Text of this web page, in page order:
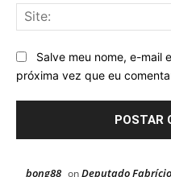
Salve meu nome, e-mail
próxima vez que eu
bong88 onDeputado